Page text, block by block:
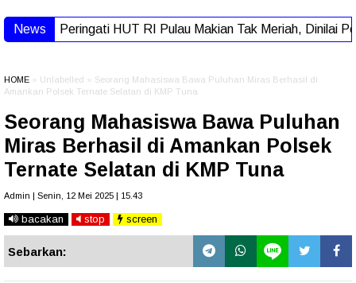
News Peringati HUT RI Pulau Makian Tak Meriah, Dinilai
HOME » Unlabelled » Seorang Mahasiswa Bawa Puluhan Miras Berhasil di
Amankan Polsek Ternate Selatan di KMP Tuna
Seorang Mahasiswa Bawa Puluhan
Miras Berhasil di Amankan Polsek
Ternate Selatan di KMP Tuna
Admin | Senin, 12 Mei 2025 | 15.43
bacakan stop screen
Sebarkan: